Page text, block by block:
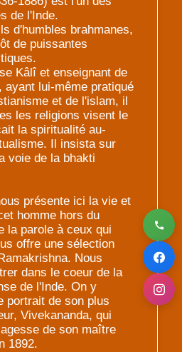
de l'Inde.
d'humbles brahmanes,
de puissantes
Kâlî et enseignant de
ayant lui-même pratiqué
et de l'islam, il
les religions visent le
la spiritualité au-
Il insista sur
voie de la bhakti
présente ici la vie et
homme hors du
la parole à ceux qui
offre une sélection
Nous
dans le coeur de la
de l'Inde. On y
portrait de son plus
Vivekananda, qui
de son maître
1892.